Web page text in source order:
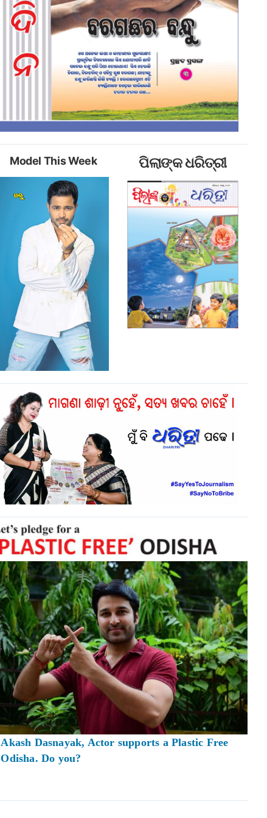
Model This Week ପିଲାଙ୍କ ଧରିତ୍ରୀ
Akash Dasnayak, Actor supports a Plastic Free
Odisha. Do you?